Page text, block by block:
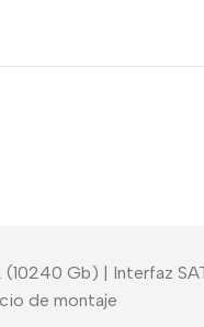
(10240 Gb) | Interfaz
de montaje